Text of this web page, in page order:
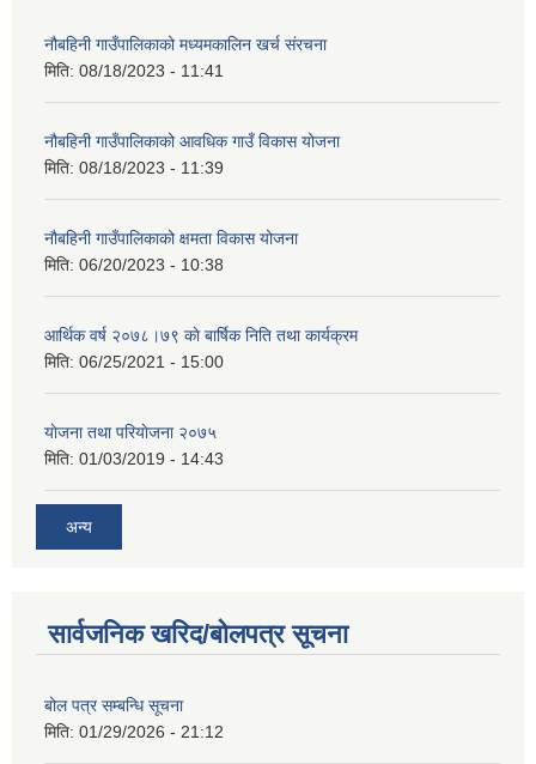
नौबहिनी गाउँपालिकाको मध्यमकालिन खर्च संरचना
मिति: 08/18/2023 - 11:41
नौबहिनी गाउँपालिकाको आवधिक गाउँ विकास योजना
मिति: 08/18/2023 - 11:39
नौबहिनी गाउँपालिकाको क्षमता विकास योजना
मिति: 06/20/2023 - 10:38
आर्थिक वर्ष २०७८।७९ काे बार्षिक निति तथा कार्यक्रम
मिति: 06/25/2021 - 15:00
याेजना तथा परियाेजना २०७५
मिति: 01/03/2019 - 14:43
अन्य
सार्वजनिक खरिद/बोलपत्र सूचना
बोल पत्र सम्बन्धि सूचना
मिति: 01/29/2026 - 21:12